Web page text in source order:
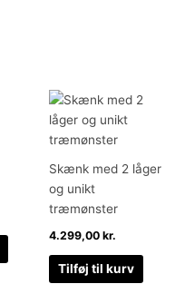
Skænk med 2 låger
og unikt
træmønster
4.299,00 kr.
Tilføj til kurv